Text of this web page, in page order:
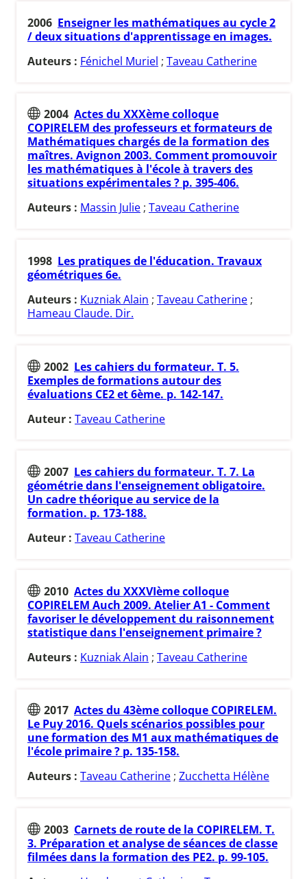
2006 Enseigner les mathématiques au cycle 2
/ deux situations d'apprentissage en images.
Auteurs : Fénichel Muriel ; Taveau Catherine
2004 Actes du XXXème colloque
COPIRELEM des professeurs et formateurs de
Mathématiques chargés de la formation des
maîtres. Avignon 2003. Comment promouvoir
les mathématiques à l'école à travers des
situations expérimentales ? p. 395-406.
Auteurs : Massin Julie; Taveau Catherine
1998 Les pratiques de l'éducation. Travaux
géométriques 6e.
Auteurs : Kuzniak Alain ; Taveau Catherine ;
Hameau Claude. Dir.
2002 Les cahiers du formateur. T. 5.
Exemples de formations autour des
évaluations CE2 et 6ème. p. 142-147.
Auteur : Taveau Catherine
2007 Les cahiers du formateur. T. 7. La
géométrie dans l'enseignement obligatoire.
Un cadre théorique au service de la
formation. p. 173-188.
Auteur : Taveau Catherine
2010 Actes du XXXVIème colloque
COPIRELEM Auch 2009. Atelier A1 - Comment
favoriser le développement du raisonnement
statistique dans l'enseignement primaire ?
Auteurs : Kuzniak Alain ; Taveau Catherine
2017 Actes du 43ème colloque COPIRELEM.
Le Puy 2016. Quels scénarios possibles pour
une formation des M1 aux mathématiques de
l'école primaire ? p. 135-158.
Auteurs : Taveau Catherine ; Zucchetta Hélène
2003 Carnets de route de la COPIRELEM. T.
3. Préparation et analyse de séances de classe
filmées dans la formation des PE2. p. 99-105.